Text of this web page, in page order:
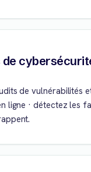
de
de vulnérabilités
ligne · détectez les